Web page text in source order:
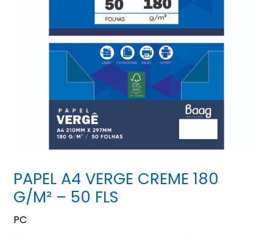
PAPEL A4 VERGE CREME 180
G/M² – 50 FLS
PC